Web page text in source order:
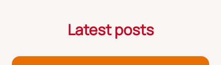
Latest posts